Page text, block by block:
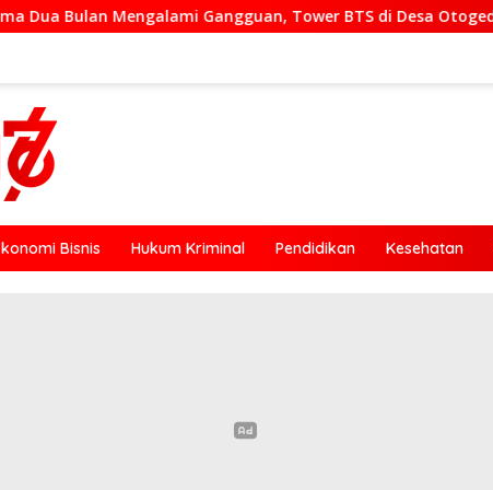
Tower BTS di Desa Otogedu Akan Segera Diperbaiki
Bisnis Hukum Kriminal Pendidikan Kesehatan